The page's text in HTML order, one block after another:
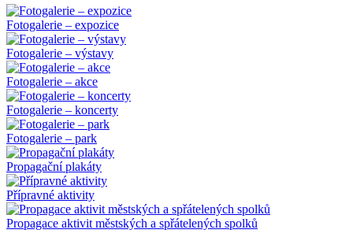
Fotogalerie – expozice
Fotogalerie – výstavy
Fotogalerie – akce
Fotogalerie – koncerty
Fotogalerie – park
Propagační plakáty
Přípravné aktivity
Propagace aktivit městských a spřátelených spolků